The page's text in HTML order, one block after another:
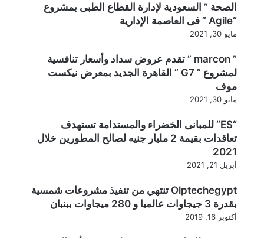
الصحة ” السعودية لإدارة القطاع الطبى بمشروع
“Agile ” فى العاصمة الإدارية
مايو 30, 2021
” marcon ” تقدم عروض سداد وأسعار تنافسية
لمشروع ” G7 ” القاهرة الجديد بمعرض نيكست
موف
مايو 30, 2021
“ES” للمبانى الخضراء والمستدامة تستهدف
تعاقدات بقيمة 2 مليار جنيه لصالح المطورين خلال
2021
أبريل 21, 2021
Olptechegypt تنتهي من تنفيذ مشروعات شمسية
بقدرة 3 جيجاوات عالميا و 280 ميجاوات ببنبان
أكتوبر 16, 2019